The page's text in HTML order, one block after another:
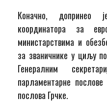
Коначно, допринео
координатора за
министарствима и
за званичнике у циљу
Генералним
парламентарне
послова Грчке.